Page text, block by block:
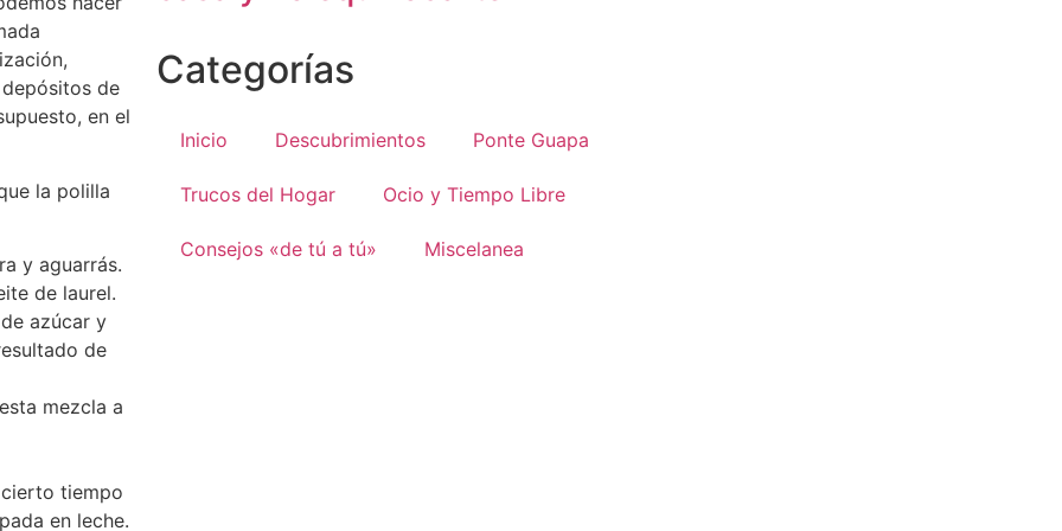
de
en el
la polilla
y aguarrás.
de laurel.
azúcar y
de
mezcla a
tiempo
en leche.
Categorías
Inicio Descubrimientos Ponte Guapa
Trucos del Hogar Ocio y Tiempo Libre
Consejos «de tú a tú» Miscelanea